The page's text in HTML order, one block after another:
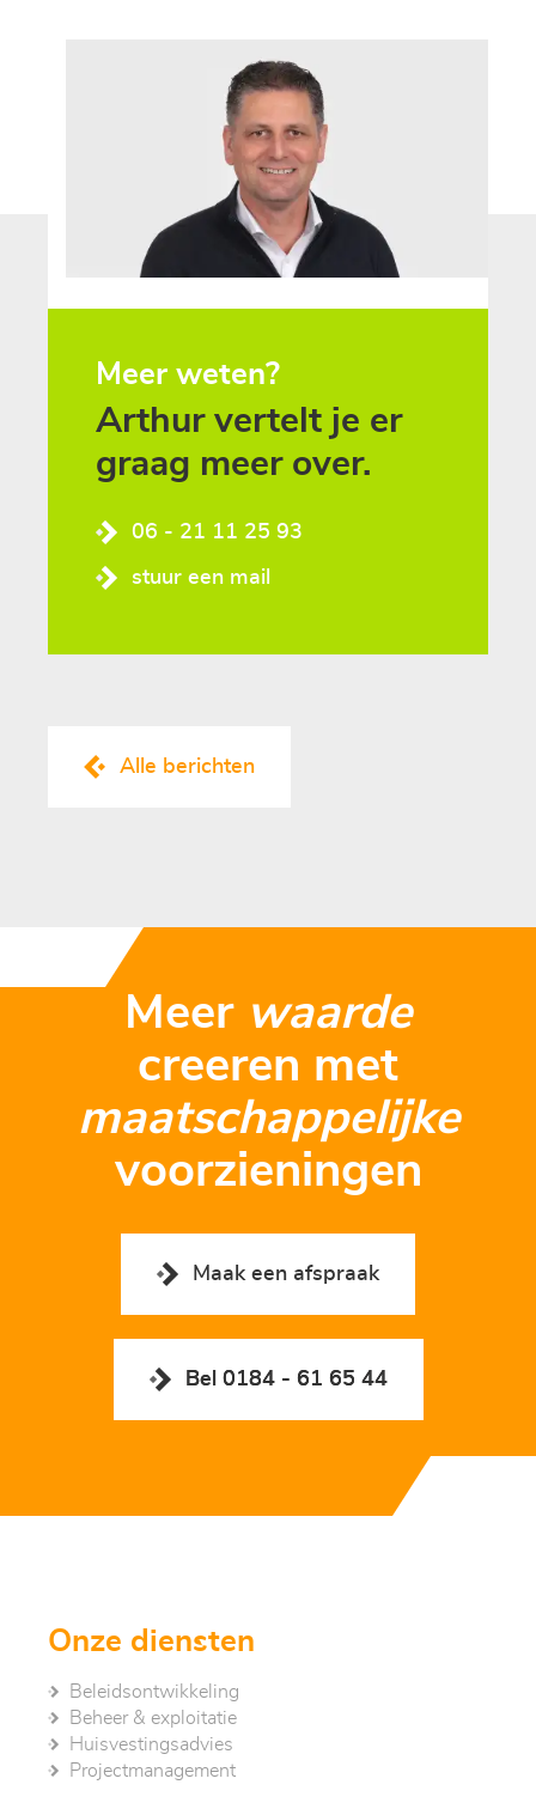
Meer weten?
Arthur vertelt je er
graag meer over.
06 - 21 11 25 93
stuur een mail
Alle berichten
Meer waarde
creeren met
maatschappelijke
voorzieningen
Maak een afspraak
Bel 0184 - 61 65 44
Onze diensten
Beleidsontwikkeling
Beheer & exploitatie
Huisvestingsadvies
Project­management